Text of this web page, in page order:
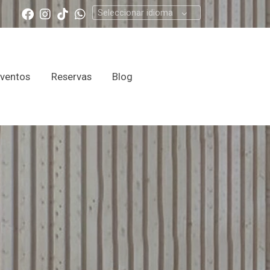
Seleccionar idioma
Reservas Blog